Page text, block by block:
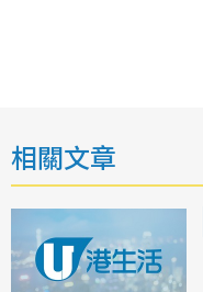
相關文章